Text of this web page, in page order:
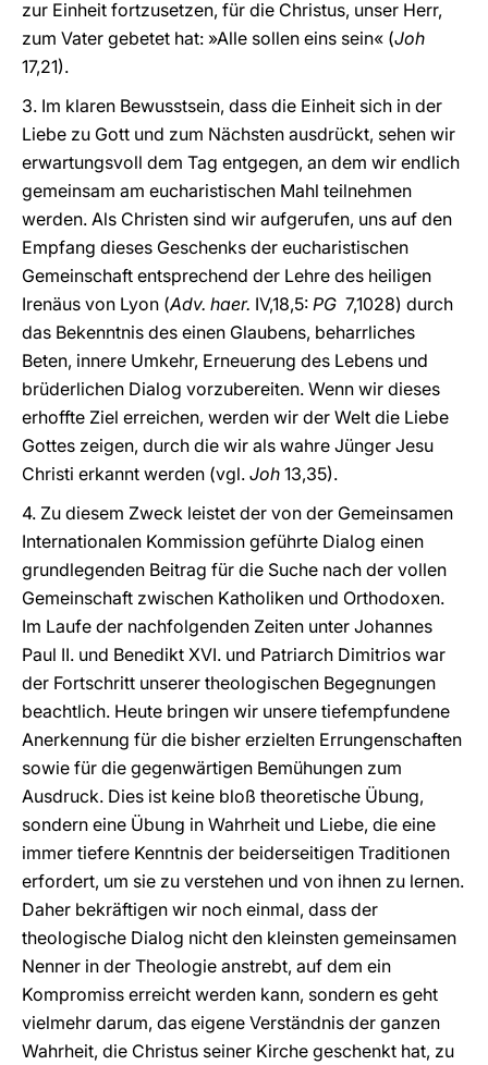
zur Einheit fortzusetzen, für die Christus, unser Herr,
zum Vater gebetet hat: »Alle sollen eins sein« (Joh
17,21).
3. Im klaren Bewusstsein, dass die Einheit sich in der
Liebe zu Gott und zum Nächsten ausdrückt, sehen wir
erwartungsvoll dem Tag entgegen, an dem wir endlich
gemeinsam am eucharistischen Mahl teilnehmen
werden. Als Christen sind wir aufgerufen, uns auf den
Empfang dieses Geschenks der eucharistischen
Gemeinschaft entsprechend der Lehre des heiligen
Irenäus von Lyon (Adv. haer. IV,18,5: PG 7,1028) durch
das Bekenntnis des einen Glaubens, beharrliches
Beten, innere Umkehr, Erneuerung des Lebens und
brüderlichen Dialog vorzubereiten. Wenn wir dieses
erhoffte Ziel erreichen, werden wir der Welt die Liebe
Gottes zeigen, durch die wir als wahre Jünger Jesu
Christi erkannt werden (vgl. Joh 13,35).
4. Zu diesem Zweck leistet der von der Gemeinsamen
Internationalen Kommission geführte Dialog einen
grundlegenden Beitrag für die Suche nach der vollen
Gemeinschaft zwischen Katholiken und Orthodoxen.
Im Laufe der nachfolgenden Zeiten unter Johannes
Paul II. und Benedikt XVI. und Patriarch Dimitrios war
der Fortschritt unserer theologischen Begegnungen
beachtlich. Heute bringen wir unsere tiefempfundene
Anerkennung für die bisher erzielten Errungenschaften
sowie für die gegenwärtigen Bemühungen zum
Ausdruck. Dies ist keine bloß theoretische Übung,
sondern eine Übung in Wahrheit und Liebe, die eine
immer tiefere Kenntnis der beiderseitigen Traditionen
erfordert, um sie zu verstehen und von ihnen zu lernen.
Daher bekräftigen wir noch einmal, dass der
theologische Dialog nicht den kleinsten gemeinsamen
Nenner in der Theologie anstrebt, auf dem ein
Kompromiss erreicht werden kann, sondern es geht
vielmehr darum, das eigene Verständnis der ganzen
Wahrheit, die Christus seiner Kirche geschenkt hat, zu